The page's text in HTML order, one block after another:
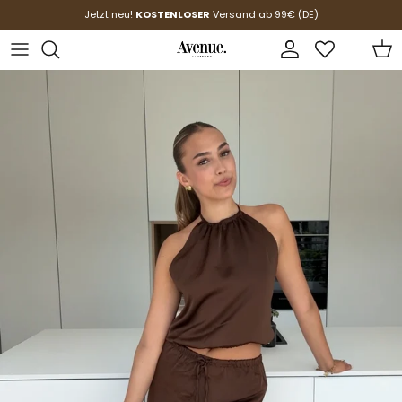
Direkt zum InhaltJetzt neu! KOSTENLOSER Versand ab 99€ (DE)
Konto